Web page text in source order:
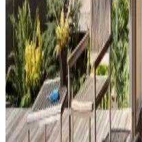
Reddit tartışması üzerinden
mobilya yerleşimi ve aksesuar
alanlarının estetik ve
Hermes Dekor Ürünleri
Alışveriş ve Ürün
Ella satıcısından alınan
ve detaylı işçiliğiyle öne
aşarken, fiyat ve orijinallik